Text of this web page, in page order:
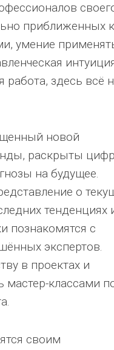
приближенных к
умение
работа, здесь всё
новой
раскрыты
на будущее.
о
тенденциях
познакомятся с
экспертов.
в проектах и
мастер-классами
своим